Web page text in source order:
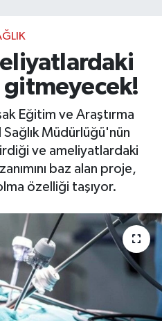
gitmeyecek!
Eğitim ve Araştırma
Müdürlüğü'nün
ve ameliyatlardaki
baz alan proje,
özelliği taşıyor.